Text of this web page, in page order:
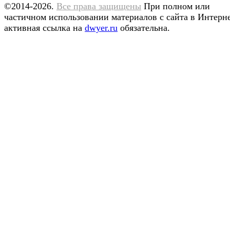
©2014-2026. Все права защищены При полном или
частичном использовании материалов с сайта в
активная ссылка на dwyer.ru обязательна.